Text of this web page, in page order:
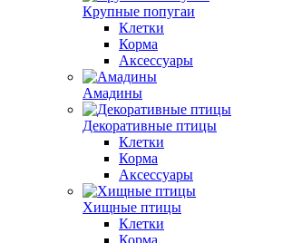
Крупные попугаи
Клетки
Корма
Аксессуары
Амадины
Декоративные птицы
Клетки
Корма
Аксессуары
Хищные птицы
Клетки
Корма